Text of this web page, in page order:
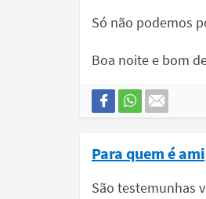
Só não podemos
Boa noite e bom
Para quem é
São testemunhas